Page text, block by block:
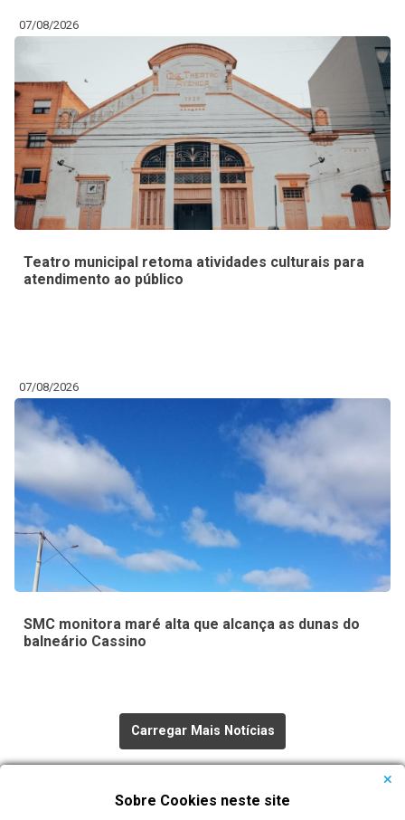
07/08/2026
Teatro municipal retoma atividades culturais para
atendimento ao público
07/08/2026
SMC monitora maré alta que alcança as dunas do
balneário Cassino
Carregar Mais Notícias
Sobre Cookies neste site